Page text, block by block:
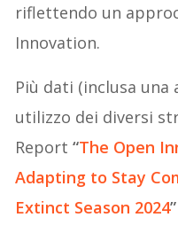
riflettendo un
Innovation.
Più dati (inclusa
utilizzo dei diversi
Report“The Open
Adapting to Stay
Extinct Season 2024”